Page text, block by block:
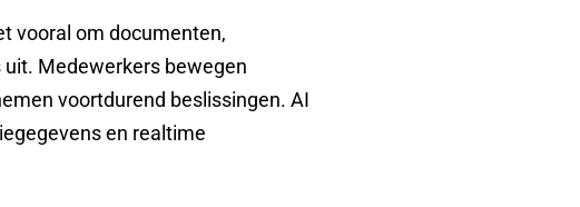
vooral om documenten,
Medewerkers bewegen
voortdurend beslissingen. AI
en realtime